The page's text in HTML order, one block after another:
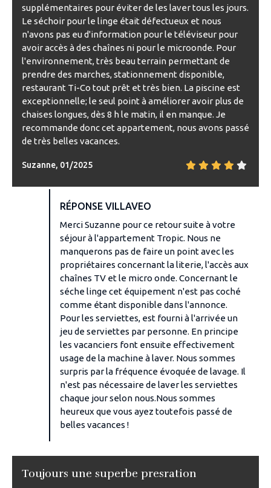
supplémentaires pour éviter de les laver tous les jours.
Le séchoir pour le linge était défectueux et nous
n'avons pas eu d'information pour le téléviseur pour
avoir accès à des chaînes ni pour le microonde. Pour
l'environnement, très beau terrain permettant de
prendre des marches, stationnement disponible,
restaurant Ti-Co tout prêt et très bien. La piscine est
exceptionnelle; le seul point à améliorer avoir plus de
chaises longues, dès 8 h le matin, il en manque. Je
recommande donc cet appartement, nous avons passé
de très belles vacances.
Suzanne, 01/2025
RÉPONSE VILLAVEO
Merci Suzanne pour ce retour suite à votre
séjour à l'appartement Tropic. Nous ne
manquerons pas de faire un point avec les
propriétaires concernant la literie, l'accès aux
chaînes TV et le micro onde. Concernant le
séche linge cet équipement n'est pas coché
comme étant disponible dans l'annonce.
Pour les serviettes, est fourni à l'arrivée un
jeu de serviettes par personne. En principe
les vacanciers font ensuite effectivement
usage de la machine à laver. Nous sommes
surpris par la fréquence évoquée de lavage. Il
n'est pas nécessaire de laver les serviettes
chaque jour selon nous.Nous sommes
heureux que vous ayez toutefois passé de
belles vacances !
Toujours une superbe presration